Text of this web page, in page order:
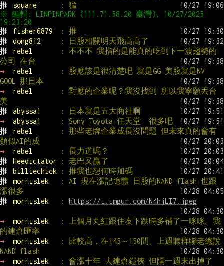
推
square
: 猛
※ 編輯: LINPINPARK (111.71.58.20 臺灣), 10/27/2025
推
fisher6879
: 推
推
dong812
: 日股相關明天飛高高了
推
rebel
: 不不不 我指的是能真的吃到下一波趨勢的
公司 在台
→
rebel
: 股應該是很清楚吧 就是GG 美股就是NV
GOOL 那日本
→
rebel
: 對應的企業呢？我沒找到 所以我寧願丟台
美
推
abyssa1
: 日本就是五大商社啊
→
abyssa1
: Sony Toyota 任天堂  很多吧
推
rebel
: 那些老牌企業成長沒問題 但未來真的會有
類似AI的成
→
rebel
: 長力道嗎？
推
Heedictator
: 老巴又贏了
推
billiechick
: 推我也想何時加碼
推
morrislek
: AI 現在漲記憶體 日股的NAND flash 也跟
漲很多
推
morrislek : https://i.imgur.com/N4hjLI7.jpeg
→ morrislek
: 上個月丸紅跟住友下跌時多補了一咪咪。我
的建倉匯率
→
morrislek
: 比較高，在145～150間。上週聽群聯老總說
NAND flash
→
morrislek : 會漲十年 去建倉鎧俠 但隔一週末出掉了